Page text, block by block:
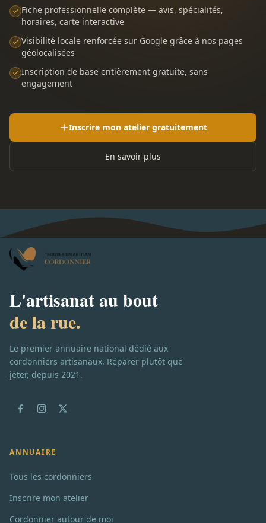
Fiche professionnelle complète — avis, spécialités,
horaires, carte interactive
Visibilité locale renforcée sur Google grâce à nos pages
géolocalisées
Inscription de base entièrement gratuite, sans
engagement
Inscrire mon atelier gratuitement
En savoir plus
L'artisanat au bout
de la rue.
Le premier annuaire national dédié aux
cordonniers artisanaux. Réparer plutôt que
jeter, depuis 2021.
ANNUAIRE
Tous les cordonniers
Inscrire mon atelier
Cordonnier autour de moi